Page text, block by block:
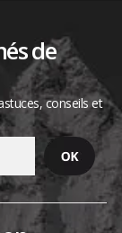
de
conseils et